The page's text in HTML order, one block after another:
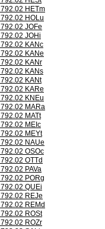
792.02 HETm
792.02 HOLu
792.02 JOFe
792.02 JOHi
792.02 KANc
792.02 KANe
792.02 KANr
792.02 KANs
792.02 KANt
792.02 KARe
792.02 KNEu
792.02 MARa
792.02 MATt
792.02 MEIc
792.02 MEYt
792.02 NAUe
792.02 OSOc
792.02 OTTd
792.02 PAVa
792.02 PORg
792.02 QUEi
792.02 REJe
792.02 REMd
792.02 ROSt
792.02 ROZr